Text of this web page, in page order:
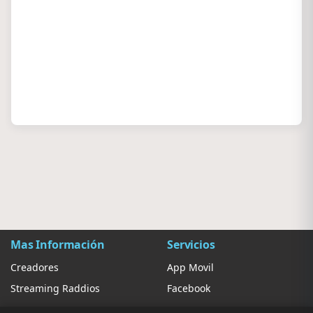
Mas Información
Creadores
Streaming Raddios
Servicios
App Movil
Facebook